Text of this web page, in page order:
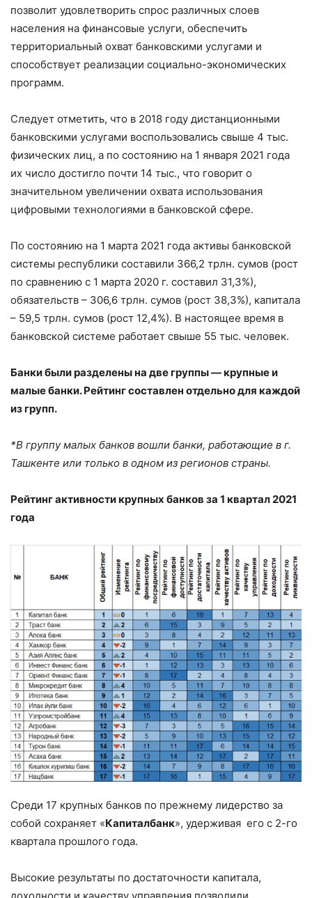
позволит удовлетворить спрос различных слоев
населения на финансовые услуги, обеспечить
территориальный охват банковскими услугами и
способствует реализации социально-экономических
программ.
Следует отметить, что в 2018 году дистанционными
банковскими услугами воспользовались свыше 4 тыс.
физических лиц, а по состоянию на 1 января 2021 года
их число достигло почти 14 тыс., что говорит о
значительном увеличении охвата использования
цифровыми технологиями в банковской сфере.
По состоянию на 1 марта 2021 года активы банковской
системы республики составили 366,2 трлн. сумов (рост
по сравнению с 1 марта 2020 г. составил 31,3%),
обязательств – 306,6 трлн. сумов (рост 38,3%), капитала
– 59,5 трлн. сумов (рост 12,4%). В настоящее время в
банковской системе работает свыше 55 тыс. человек.
Банки были разделены на две группы — крупные и
малые банки. Рейтинг составлен отдельно для каждой
из групп.
*В группу малых банков вошли банки, работающие в г.
Ташкенте или только в одном из регионов страны.
Рейтинг активности крупных банков за 1 квартал 2021
года
Среди 17 крупных банков по прежнему лидерство за
собой сохраняет «Капиталбанк», удерживая его с 2-го
квартала прошлого года.
Высокие результаты по достаточности капитала,
доходности и качеству управления позволили